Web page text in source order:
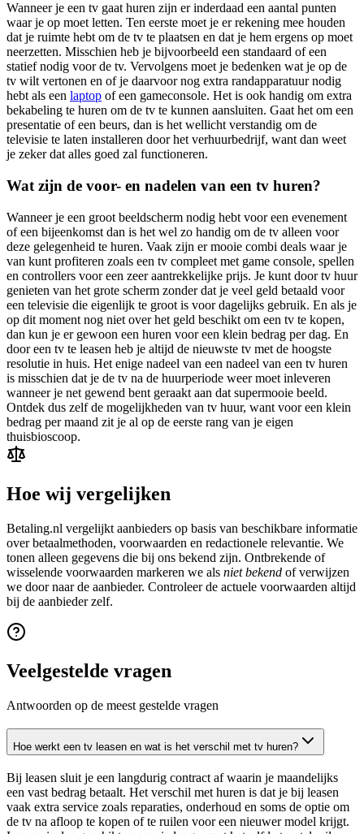
Wanneer je een tv gaat huren zijn er inderdaad een aantal punten
waar je op moet letten. Ten eerste moet je er rekening mee houden
dat je ruimte hebt om de tv te plaatsen en dat je hem ergens op moet
neerzetten. Misschien heb je bijvoorbeeld een standaard of een
statief nodig voor de tv. Vervolgens moet je bedenken wat je op de
tv wilt vertonen en of je daarvoor nog extra randapparatuur nodig
hebt als een laptop of een gameconsole. Het is ook handig om extra
bekabeling te huren om de tv te kunnen aansluiten. Gaat het om een
presentatie of een beurs, dan is het wellicht verstandig om de
televisie te laten installeren door het verhuurbedrijf, want dan weet
je zeker dat alles goed zal functioneren.
Wat zijn de voor- en nadelen van een tv huren?
Wanneer je een groot beeldscherm nodig hebt voor een evenement
of een bijeenkomst dan is het wel zo handig om de tv alleen voor
deze gelegenheid te huren. Vaak zijn er mooie combi deals waar je
van kunt profiteren zoals een tv compleet met game console, spellen
en controllers voor een zeer aantrekkelijke prijs. Je kunt door tv huur
genieten van het grote scherm zonder dat je veel geld betaald voor
een televisie die eigenlijk te groot is voor dagelijks gebruik. En als je
op dit moment nog niet over het geld beschikt om een tv te kopen,
dan kun je er gewoon een huren voor een klein bedrag per dag. En
door een tv te leasen heb je altijd de nieuwste tv met de hoogste
resolutie in huis. Het enige nadeel van een nadeel van een tv huren
is misschien dat je de tv na de huurperiode weer moet inleveren
wanneer je net gewend bent geraakt aan dat supermooie beeld.
Ontdek dus zelf de mogelijkheden van tv huur, want voor een klein
bedrag per maand zit je al op de eerste rang van je eigen
thuisbioscoop.
Hoe wij vergelijken
Betaling.nl vergelijkt aanbieders op basis van beschikbare informatie
over betaalmethoden, voorwaarden en redactionele relevantie. We
tonen alleen gegevens die bij ons bekend zijn. Ontbrekende of
wisselende voorwaarden markeren we als niet bekend of verwijzen
we door naar de aanbieder. Controleer de actuele voorwaarden altijd
bij de aanbieder zelf.
Veelgestelde vragen
Antwoorden op de meest gestelde vragen
Hoe werkt een tv leasen en wat is het verschil met tv huren?
Bij leasen sluit je een langdurig contract af waarin je maandelijks
een vast bedrag betaalt. Het verschil met huren is dat je bij leasen
vaak extra service zoals reparaties, onderhoud en soms de optie om
de tv na afloop te kopen of te ruilen voor een nieuwer model krijgt.